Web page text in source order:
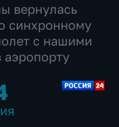
вернулась
синхронному
с нашими